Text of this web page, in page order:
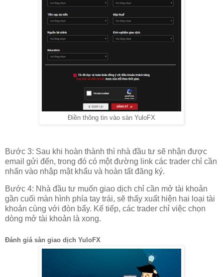
Điền thông tin vào sàn YuloFX
Bước 3: Sau khi hoàn thành thì nhà đầu tư sẽ nhận được
email gửi đến, trong đó có một đường link các trader chỉ cần
nhấn vào nhập mật khẩu và hoàn tất đăng ký.
Bước 4: Nhà đầu tư muốn giao dịch chỉ cần mở tài khoản
gần cuối màn hình phía tay trái, sẽ thấy xuất hiện hai loại tài
khoản cùng với đòn bẩy. Kế tiếp, các trader chỉ việc chọn
dòng mở tài khoản là xong.
Đánh giá sàn giao dịch YuloFX